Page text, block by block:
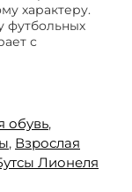
характеру.
футбольных
с
обувь,
, Взрослая
Лионеля